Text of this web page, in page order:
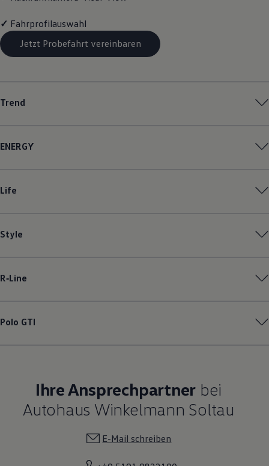
Pannen- und Unfallhilfe
✓ Fahrprofilauswahl
Jetzt Probefahrt vereinbaren
Trend
ENERGY
Life
Style
R‑Line
Polo GTI
Ihre Ansprechpartner bei
Autohaus Winkelmann Soltau
E-Mail schreiben